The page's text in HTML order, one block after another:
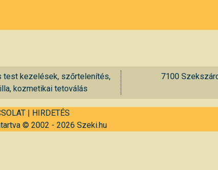
test kezelések, szőrtelenítés,
kozmetikai tetoválás
7100
| HIRDETÉS
© 2002 - 2026 Szeki.hu